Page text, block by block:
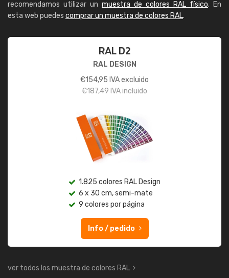
recomendamos utilizar un muestra de colores RAL físico. En
esta web puedes comprar un muestra de colores RAL.
RAL D2
RAL DESIGN
€154,95 IVA excluido
€187,49 IVA incluido
1.825 colores RAL Design
6 x 30 cm, semi-mate
9 colores por página
Info / pedido
ver todos los muestra de colores RAL